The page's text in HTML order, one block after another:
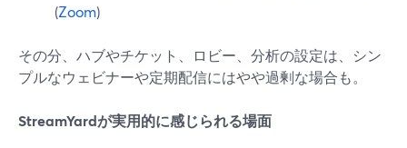
(Zoom)
その分、ハブやチケット、ロビー、分析の設定は、シン
プルなウェビナーや定期配信にはやや過剰な場合も。
StreamYardが実用的に感じられる場面